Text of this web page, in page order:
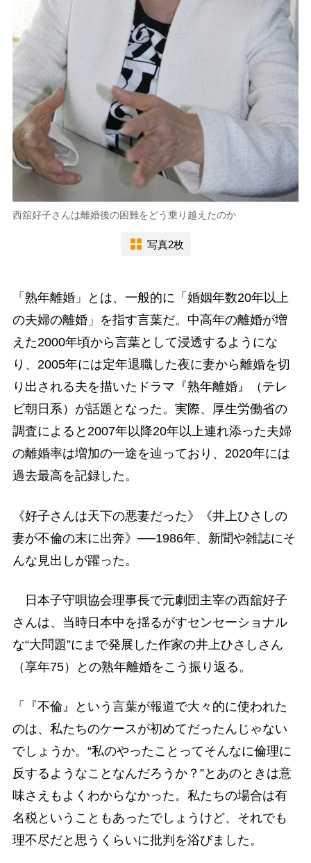
西舘好子さんは離婚後の困難をどう乗り越えたのか
写真2枚
「熟年離婚」とは、一般的に「婚姻年数20年以上
の夫婦の離婚」を指す言葉だ。中高年の離婚が増
えた2000年頃から言葉として浸透するようにな
り、2005年には定年退職した夜に妻から離婚を切
り出される夫を描いたドラマ『熟年離婚』（テレ
ビ朝日系）が話題となった。実際、厚生労働省の
調査によると2007年以降20年以上連れ添った夫婦
の離婚率は増加の一途を辿っており、2020年には
過去最高を記録した。
《好子さんは天下の悪妻だった》《井上ひさしの
妻が不倫の末に出奔》──1986年、新聞や雑誌にそ
んな見出しが躍った。
日本子守唄協会理事長で元劇団主宰の西舘好子
さんは、当時日本中を揺るがすセンセーショナル
な“大問題”にまで発展した作家の井上ひさしさん
（享年75）との熟年離婚をこう振り返る。
「『不倫』という言葉が報道で大々的に使われた
のは、私たちのケースが初めてだったんじゃない
でしょうか。“私のやったことってそんなに倫理に
反するようなことなんだろうか？”とあのときは意
味さえもよくわからなかった。私たちの場合は有
名税ということもあったでしょうけど、それでも
理不尽だと思うくらいに批判を浴びました。